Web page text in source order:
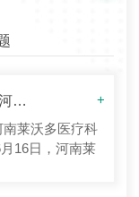
豫净协迎来新力量！河南莱沃多医疗科技正式成为会员单位
+
莱沃多医疗科
16日，河南莱